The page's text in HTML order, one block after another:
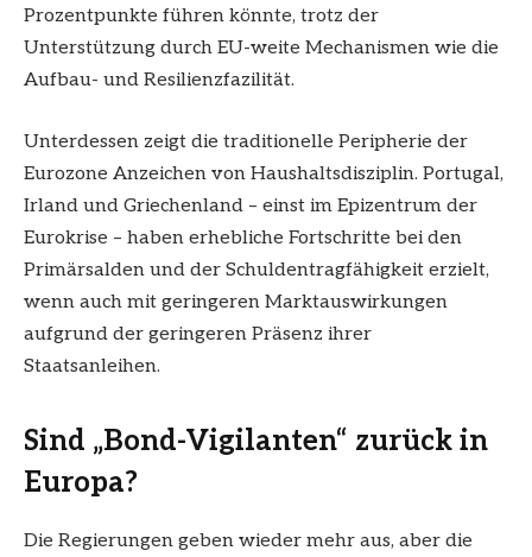
Prozentpunkte führen könnte, trotz der
Unterstützung durch EU-weite Mechanismen wie die
Aufbau- und Resilienzfazilität.
Unterdessen zeigt die traditionelle Peripherie der
Eurozone Anzeichen von Haushaltsdisziplin. Portugal,
Irland und Griechenland – einst im Epizentrum der
Eurokrise – haben erhebliche Fortschritte bei den
Primärsalden und der Schuldentragfähigkeit erzielt,
wenn auch mit geringeren Marktauswirkungen
aufgrund der geringeren Präsenz ihrer
Staatsanleihen.
Sind „Bond-Vigilanten“ zurück in
Europa?
Die Regierungen geben wieder mehr aus, aber die